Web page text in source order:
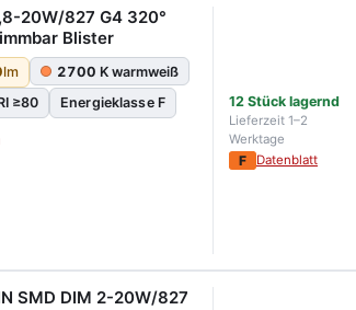
20W/827 G4 320°
Blister
lm 2700 K warmweiß
≥80 Energieklasse F 12 Stück lagernd
Lieferzeit 1–2
Werktage
F Datenblatt
SMD DIM 2-20W/827